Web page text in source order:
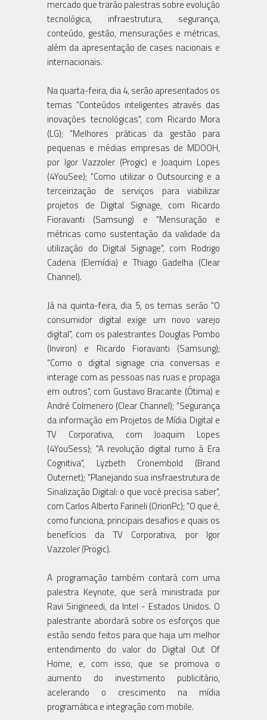
mercado que trarão palestras sobre evolução
tecnológica, infraestrutura, segurança,
conteúdo, gestão, mensurações e métricas,
além da apresentação de cases nacionais e
internacionais.
Na quarta-feira, dia 4, serão apresentados os
temas "Conteúdos inteligentes através das
inovações tecnológicas", com Ricardo Mora
(LG); "Melhores práticas da gestão para
pequenas e médias empresas de MDOOH,
por Igor Vazzoler (Progic) e Joaquim Lopes
(4YouSee); "Como utilizar o Outsourcing e a
terceirização de serviços para viabilizar
projetos de Digital Signage, com Ricardo
Fioravanti (Samsung) e "Mensuração e
métricas como sustentação da validade da
utilização do Digital Signage", com Rodrigo
Cadena (Elemídia) e Thiago Gadelha (Clear
Channel).
Já na quinta-feira, dia 5, os temas serão "O
consumidor digital exige um novo varejo
digital", com os palestrantes Douglas Pombo
(Inviron) e Ricardo Fioravanti (Samsung);
"Como o digital signage cria conversas e
interage com as pessoas nas ruas e propaga
em outros", com Gustavo Bracante (Ótima) e
André Colmenero (Clear Channel); "Segurança
da informação em Projetos de Mídia Digital e
TV Corporativa, com Joaquim Lopes
(4YouSess); "A revolução digital rumo à Era
Cognitiva", Lyzbeth Cronembold (Brand
Outernet); "Planejando sua insfraestrutura de
Sinalização Digital: o que você precisa saber",
com Carlos Alberto Farineli (OrionPc); "O que é,
como funciona, principais desafios e quais os
benefícios da TV Corporativa, por Igor
Vazzoler (Progic).
A programação também contará com uma
palestra Keynote, que será ministrada por
Ravi Sirigineedi, da Intel - Estados Unidos. O
palestrante abordará sobre os esforços que
estão sendo feitos para que haja um melhor
entendimento do valor do Digital Out Of
Home, e, com isso, que se promova o
aumento do investimento publicitário,
acelerando o crescimento na mídia
programática e integração com mobile.